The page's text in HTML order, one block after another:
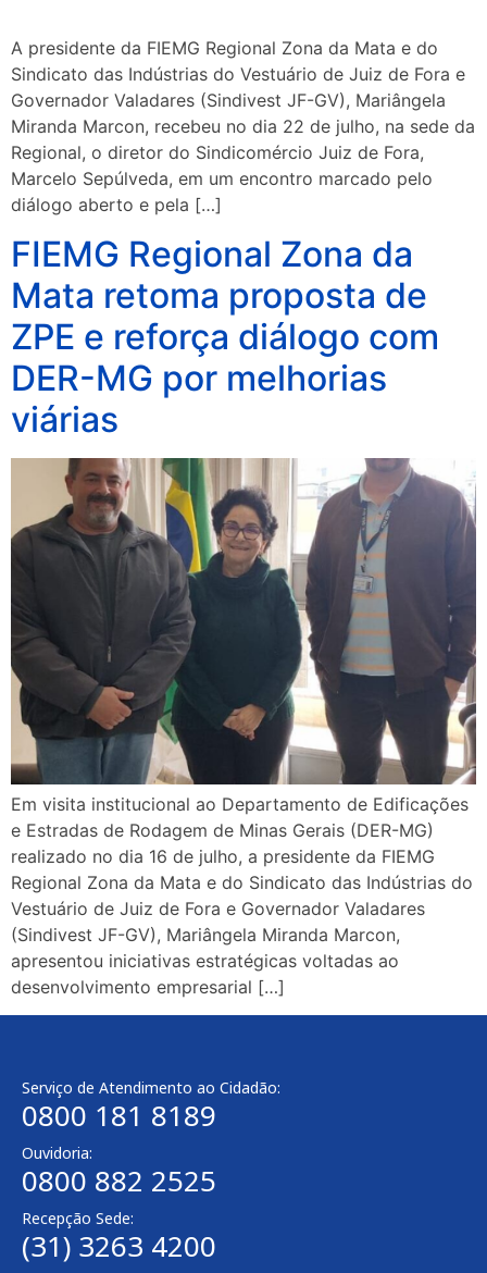
A presidente da FIEMG Regional Zona da Mata e do
Sindicato das Indústrias do Vestuário de Juiz de Fora e
Governador Valadares (Sindivest JF-GV), Mariângela
Miranda Marcon, recebeu no dia 22 de julho, na sede da
Regional, o diretor do Sindicomércio Juiz de Fora,
Marcelo Sepúlveda, em um encontro marcado pelo
diálogo aberto e pela […]
FIEMG Regional Zona da
Mata retoma proposta de
ZPE e reforça diálogo com
DER-MG por melhorias
viárias
Em visita institucional ao Departamento de Edificações
e Estradas de Rodagem de Minas Gerais (DER-MG)
realizado no dia 16 de julho, a presidente da FIEMG
Regional Zona da Mata e do Sindicato das Indústrias do
Vestuário de Juiz de Fora e Governador Valadares
(Sindivest JF-GV), Mariângela Miranda Marcon,
apresentou iniciativas estratégicas voltadas ao
desenvolvimento empresarial […]
Serviço de Atendimento ao Cidadão:
0800 181 8189
Ouvidoria:
0800 882 2525
Recepção Sede:
(31) 3263 4200